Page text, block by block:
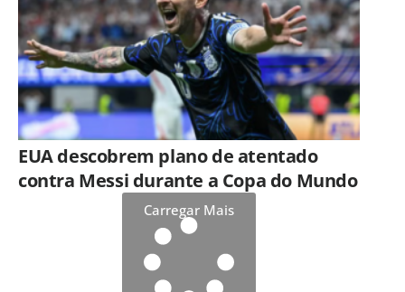
EUA descobrem plano de atentado
contra Messi durante a Copa do Mundo
Carregar Mais